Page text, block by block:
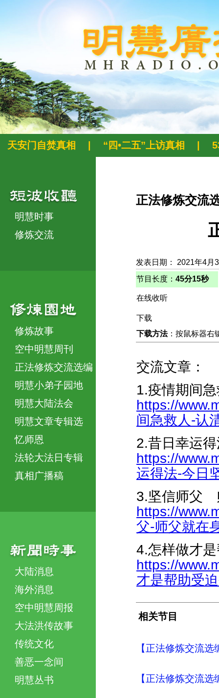
天安门自焚真相 “四•二五”上访真相
明慧时事
修炼交流
修炼故事
空中明慧周刊
正法修炼交流选编
明慧小弟子园地
明慧大陆法会
明慧文章专辑选
忆师恩
法轮大法日专辑
真相广播稿
大陆消息
海外消息
空中明慧周报
大法洪传故事
传统文化
善恶一念间
明慧丛书
正法修炼交流
发表日期： 2021年4月
节目长度： 45分15秒
在线收听
下载
下载方法：按鼠标器右
交流文章：
1.疫情期间
https://
间急救人-认
2.昔日幸运
https://
运得法-今日
3.坚信师父
https://
父-师父就在
4.怎样做才
https://
才是帮助受
相关节目
【正法修炼交流
【正法修炼交流